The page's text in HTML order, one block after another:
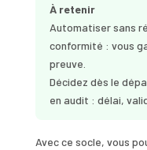
À retenir
Automatiser sans
conformité : vous
preuve.
Décidez dès le
en audit : délai,
Avec ce socle, vous